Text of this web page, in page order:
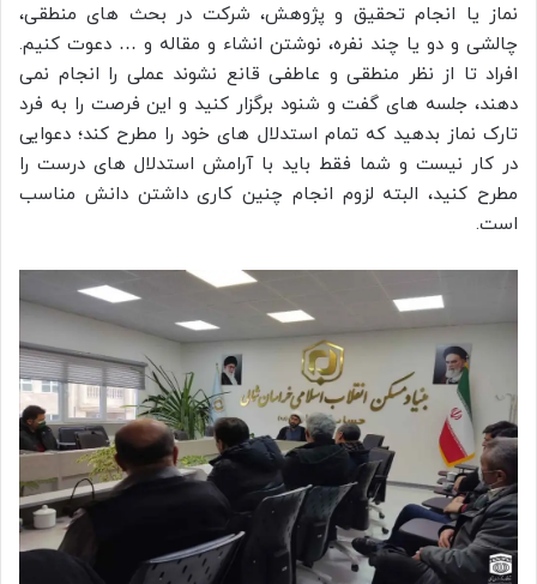
نماز یا انجام تحقیق و پژوهش، شرکت در بحث های منطقی،
چالشی و دو یا چند نفره، نوشتن انشاء و مقاله و … دعوت کنیم.
افراد تا از نظر منطقی و عاطفی قانع نشوند عملی را انجام نمی
دهند، جلسه های گفت و شنود برگزار کنید و این فرصت را به فرد
تارک نماز بدهید که تمام استدلال های خود را مطرح کند؛ دعوایی
در کار نیست و شما فقط باید با آرامش استدلال های درست را
مطرح کنید، البته لزوم انجام چنین کاری داشتن دانش مناسب
است.